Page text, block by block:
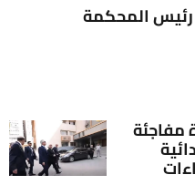
المحكمة
مفاجئة